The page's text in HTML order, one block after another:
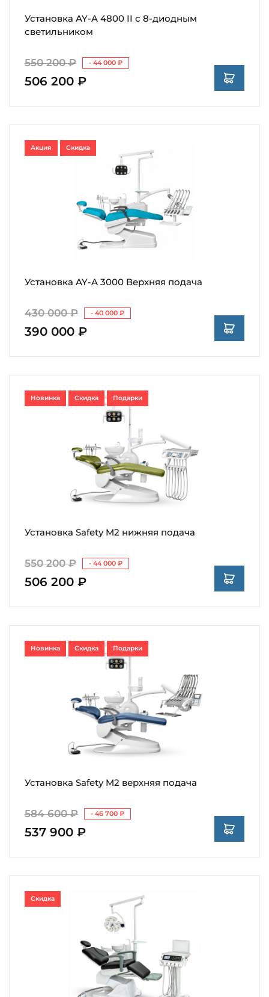
Установка AY-A 4800 II с 8-диодным
светильником
550 200 ₽ - 44 000 ₽
506 200 ₽
Установка AY-A 3000 Верхняя подача
430 000 ₽ - 40 000 ₽
390 000 ₽
Акция Скидка
Установка Safety M2 нижняя подача
550 200 ₽ - 44 000 ₽
506 200 ₽
Новинка Скидка Подарки
Установка Safety M2 верхняя подача
584 600 ₽ - 46 700 ₽
537 900 ₽
Новинка Скидка Подарки
Скидка